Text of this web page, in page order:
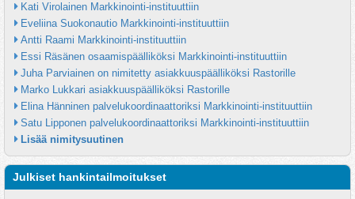
Kati Virolainen Markkinointi-instituuttiin
Eveliina Suokonautio Markkinointi-instituuttiin
Antti Raami Markkinointi-instituuttiin
Essi Räsänen osaamispäälliköksi Markkinointi-instituuttiin
Juha Parviainen on nimitetty asiakkuuspäälliköksi Rastorille
Marko Lukkari asiakkuuspäälliköksi Rastorille
Elina Hänninen palvelukoordinaattoriksi Markkinointi-instituuttiin
Satu Lipponen palvelukoordinaattoriksi Markkinointi-instituuttiin
Lisää nimitysuutinen
Julkiset hankintailmoitukset